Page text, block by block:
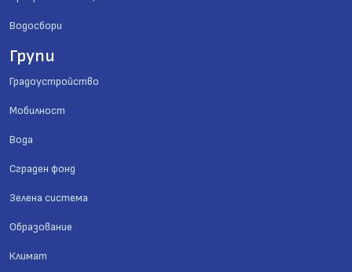
Водосбори
Групи
Градоустройство
Мобилност
Вода
Сграден фонд
Зелена система
Образование
Климат